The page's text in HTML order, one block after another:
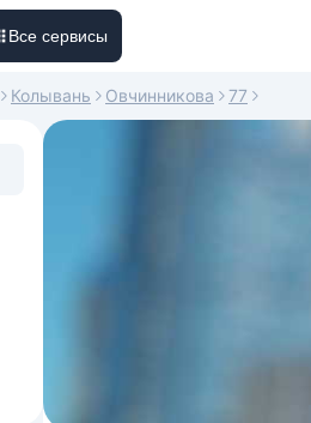
Все сервисы
Колывань Овчинникова 77